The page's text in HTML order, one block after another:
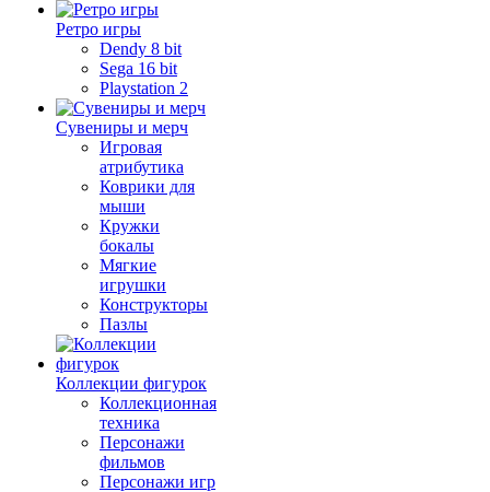
Ретро игры
Dendy 8 bit
Sega 16 bit
Playstation 2
Сувениры и мерч
Игровая
атрибутика
Коврики для
мыши
Кружки
бокалы
Мягкие
игрушки
Конструкторы
Пазлы
Коллекции фигурок
Коллекционная
техника
Персонажи
фильмов
Персонажи игр